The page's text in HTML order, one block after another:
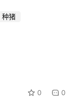
种猪
0 0